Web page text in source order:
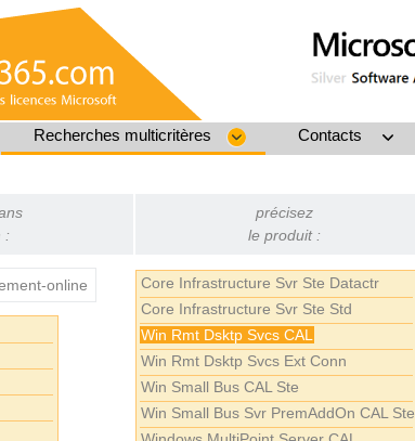
Recherches multicritères Contacts
:
online
précisez
le produit :
Core Infrastructure Svr Ste Datactr
Core Infrastructure Svr Ste Std
Win Rmt Dsktp Svcs CAL
Win Rmt Dsktp Svcs Ext Conn
Win Small Bus CAL Ste
Win Small Bus Svr PremAddOn CAL Ste